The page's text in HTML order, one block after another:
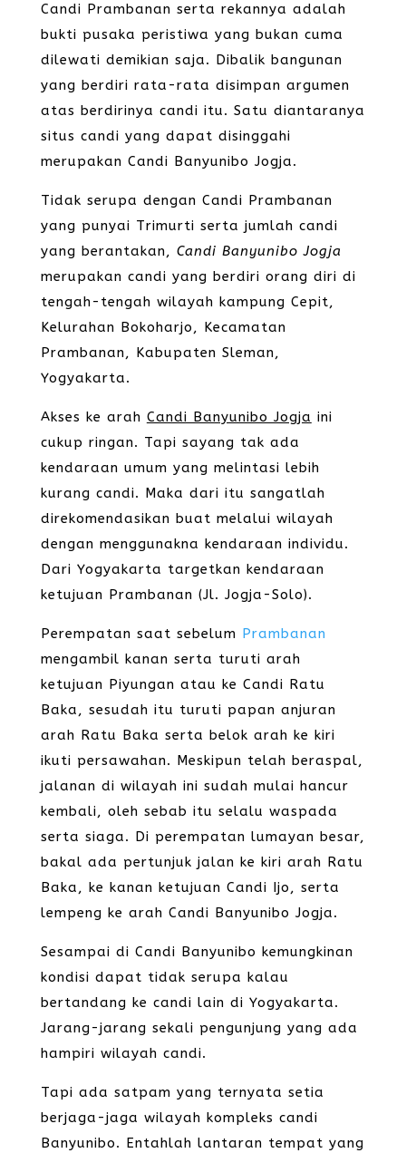
Candi Prambanan serta rekannya adalah
bukti pusaka peristiwa yang bukan cuma
dilewati demikian saja. Dibalik bangunan
yang berdiri rata-rata disimpan argumen
atas berdirinya candi itu. Satu diantaranya
situs candi yang dapat disinggahi
merupakan Candi Banyunibo Jogja.
Tidak serupa dengan Candi Prambanan
yang punyai Trimurti serta jumlah candi
yang berantakan, Candi Banyunibo Jogja
merupakan candi yang berdiri orang diri di
tengah-tengah wilayah kampung Cepit,
Kelurahan Bokoharjo, Kecamatan
Prambanan, Kabupaten Sleman,
Yogyakarta.
Akses ke arah Candi Banyunibo Jogja ini
cukup ringan. Tapi sayang tak ada
kendaraan umum yang melintasi lebih
kurang candi. Maka dari itu sangatlah
direkomendasikan buat melalui wilayah
dengan menggunakna kendaraan individu.
Dari Yogyakarta targetkan kendaraan
ketujuan Prambanan (Jl. Jogja-Solo).
Perempatan saat sebelum Prambanan
mengambil kanan serta turuti arah
ketujuan Piyungan atau ke Candi Ratu
Baka, sesudah itu turuti papan anjuran
arah Ratu Baka serta belok arah ke kiri
ikuti persawahan. Meskipun telah beraspal,
jalanan di wilayah ini sudah mulai hancur
kembali, oleh sebab itu selalu waspada
serta siaga. Di perempatan lumayan besar,
bakal ada pertunjuk jalan ke kiri arah Ratu
Baka, ke kanan ketujuan Candi Ijo, serta
lempeng ke arah Candi Banyunibo Jogja.
Sesampai di Candi Banyunibo kemungkinan
kondisi dapat tidak serupa kalau
bertandang ke candi lain di Yogyakarta.
Jarang-jarang sekali pengunjung yang ada
hampiri wilayah candi.
Tapi ada satpam yang ternyata setia
berjaga-jaga wilayah kompleks candi
Banyunibo. Entahlah lantaran tempat yang